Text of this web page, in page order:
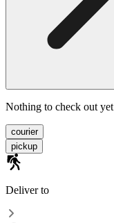
Nothing to check out yet
courier
pickup
Deliver to